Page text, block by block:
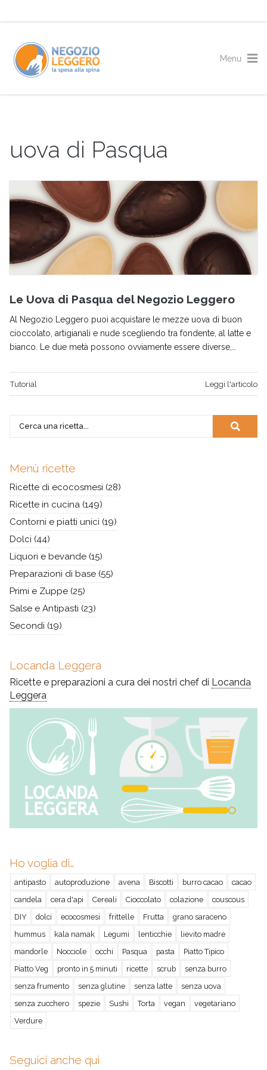
uova di Pasqua
Le Uova di Pasqua del Negozio Leggero
Al Negozio Leggero puoi acquistare le mezze uova di buon
cioccolato, artigianali e nude scegliendo tra fondente, al latte e
bianco. Le due metà possono ovviamente essere diverse,…
Tutorial Leggi l'articolo
Menù ricette
Ricette di ecocosmesi (28)
Ricette in cucina (149)
Contorni e piatti unici (19)
Dolci (44)
Liquori e bevande (15)
Preparazioni di base (55)
Primi e Zuppe (25)
Salse e Antipasti (23)
Secondi (19)
Locanda Leggera
Ricette e preparazioni a cura dei nostri chef di Locanda
Leggera
Ho voglia di…
antipasto autoproduzione avena Biscotti burro cacao
cacao
candela
cera d'api Cereali Cioccolato colazione
couscous
DIY
dolci ecocosmesi frittelle Frutta
grano saraceno
hummus
kala namak Legumi lenticchie
lievito madre
mandorle
Nocciole occhi Pasqua pasta
Piatto Tipico
Piatto Veg
pronto in 5 minuti ricette scrub
senza burro
senza frumento
senza glutine senza latte
senza uova
senza zucchero
spezie Sushi Torta vegan
vegetariano
Verdure
Seguici anche qui